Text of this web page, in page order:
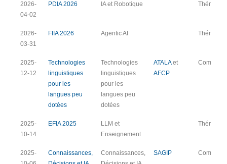
2026-
04-02
PDIA 2026 IA et Robotique
2026-
03-31
FIIA 2026 Agentic AI
2025-
12-12
Technologies
linguistiques
pour les
langues peu
dotées
Technologies
linguistiques
pour les
langues peu
dotées
ATALAet
AFCP
Commune
2025-
10-14
EFIA 2025
LLM et
Enseignement
2025-
Connaissances,
Connaissances,
SAGIP Commune